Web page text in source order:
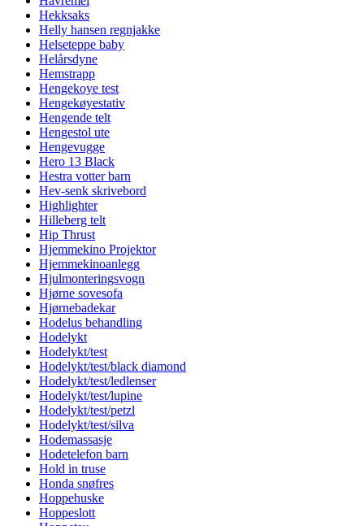
Hekksaks
Helly hansen regnjakke
Helseteppe baby
Helårsdyne
Hemstrapp
Hengekoye test
Hengekøyestativ
Hengende telt
Hengestol ute
Hengevugge
Hero 13 Black
Hestra votter barn
Hev-senk skrivebord
Highlighter
Hilleberg telt
Hip Thrust
Hjemmekino Projektor
Hjemmekinoanlegg
Hjulmonteringsvogn
Hjørne sovesofa
Hjørnebadekar
Hodelus behandling
Hodelykt
Hodelykt/test
Hodelykt/test/black diamond
Hodelykt/test/ledlenser
Hodelykt/test/lupine
Hodelykt/test/petzl
Hodelykt/test/silva
Hodemassasje
Hodetelefon barn
Hold in truse
Honda snøfres
Hoppehuske
Hoppeslott